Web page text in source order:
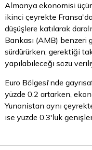
Almanya ekonomisi
ikinci çeyrekte
düşüşlere katılarak
Bankası (AMB) benzeri
sürdürürken, gerektiği
yapılabileceği sözü
Euro Bölgesi'nde
yüzde 0.2 artarken,
Yunanistan aynı
ise yüzde 0.3'lük